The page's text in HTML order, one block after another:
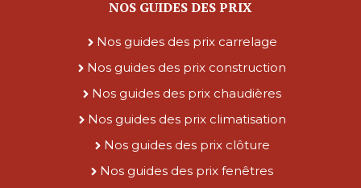
NOS GUIDES DES PRIX
Nos guides des prix carrelage
Nos guides des prix construction
Nos guides des prix chaudières
Nos guides des prix climatisation
Nos guides des prix clôture
Nos guides des prix fenêtres